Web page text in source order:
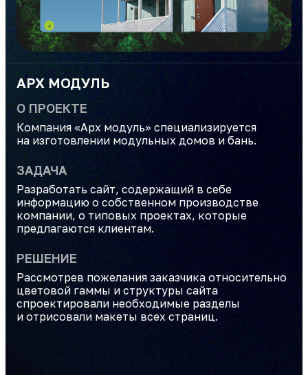
АРХ МОДУЛЬ
О ПРОЕКТЕ
Компания «Арх модуль» специализируется
на изготовлении модульных домов и бань.
ЗАДАЧА
Разработать сайт, содержащий в себе
информацию о собственном производстве
компании, о типовых проектах, которые
предлагаются клиентам.
РЕШЕНИЕ
Рассмотрев пожелания заказчика относительно
цветовой гаммы и структуры сайта
спроектировали необходимые разделы
и отрисовали макеты всех страниц.